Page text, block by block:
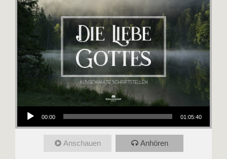
Audio-Player
00:00 01:05:40
Anschauen Anhören